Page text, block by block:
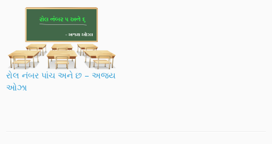
રોલ નંબર પાંચ અને છ – અજય
ઓઝા